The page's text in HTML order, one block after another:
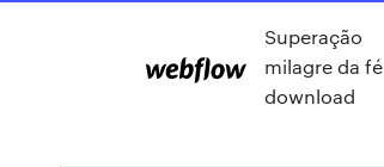
Superação
milagre da fé
download